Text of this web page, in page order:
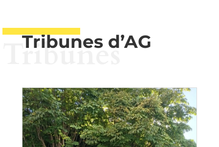
Tribunes d’AG
Tribunes